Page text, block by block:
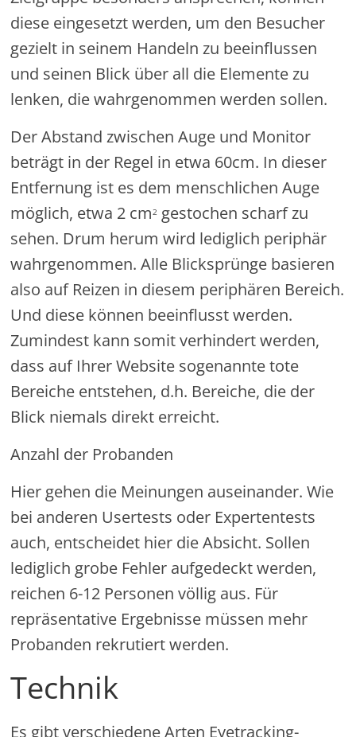
diese eingesetzt werden, um den Besucher
gezielt in seinem Handeln zu beeinflussen
und seinen Blick über all die Elemente zu
lenken, die wahrgenommen werden sollen.
Der Abstand zwischen Auge und Monitor
beträgt in der Regel in etwa 60cm. In dieser
Entfernung ist es dem menschlichen Auge
möglich, etwa 2 cm2 gestochen scharf zu
sehen. Drum herum wird lediglich periphär
wahrgenommen. Alle Blicksprünge basieren
also auf Reizen in diesem periphären Bereich.
Und diese können beeinflusst werden.
Zumindest kann somit verhindert werden,
dass auf Ihrer Website sogenannte tote
Bereiche entstehen, d.h. Bereiche, die der
Blick niemals direkt erreicht.
Anzahl der Probanden
Hier gehen die Meinungen auseinander. Wie
bei anderen Usertests oder Expertentests
auch, entscheidet hier die Absicht. Sollen
lediglich grobe Fehler aufgedeckt werden,
reichen 6-12 Personen völlig aus. Für
repräsentative Ergebnisse müssen mehr
Probanden rekrutiert werden.
Technik
Es gibt verschiedene Arten Eyetracking-